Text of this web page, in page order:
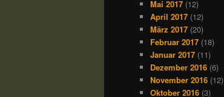
Mai 2017 (12)
April 2017 (12)
März 2017 (20)
Februar 2017 (18)
Januar 2017 (11)
Dezember 2016 (6)
November 2016 (12)
Oktober 2016 (3)